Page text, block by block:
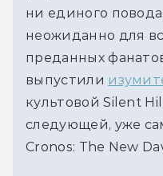
ни единого
неожиданно для
преданных
выпустили
культовой Silent
следующей, уже
Cronos: The New